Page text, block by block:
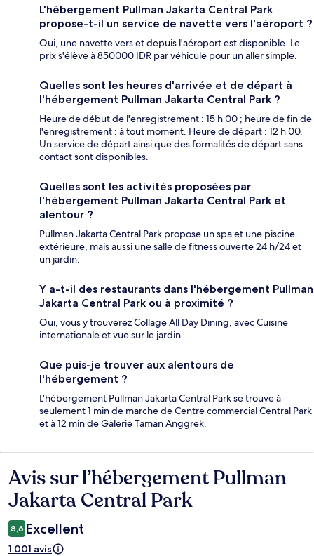
L'hébergement Pullman Jakarta Central Park
propose-t-il un service de navette vers l'aéroport ?
Oui, une navette vers et depuis l'aéroport est disponible. Le
prix s'élève à 850000 IDR par véhicule pour un aller simple.
Quelles sont les heures d'arrivée et de départ à
l'hébergement Pullman Jakarta Central Park ?
Heure de début de l'enregistrement : 15 h 00 ; heure de fin de
l'enregistrement : à tout moment. Heure de départ : 12 h 00.
Un service de départ ainsi que des formalités de départ sans
contact sont disponibles.
Quelles sont les activités proposées par
l'hébergement Pullman Jakarta Central Park et
alentour ?
Pullman Jakarta Central Park propose un spa et une piscine
extérieure, mais aussi une salle de fitness ouverte 24 h/24 et
un jardin.
Y a-t-il des restaurants dans l'hébergement Pullman
Jakarta Central Park ou à proximité ?
Oui, vous y trouverez Collage All Day Dining, avec Cuisine
internationale et vue sur le jardin.
Que puis-je trouver aux alentours de
l'hébergement ?
L'hébergement Pullman Jakarta Central Park se trouve à
seulement 1 min de marche de Centre commercial Central Park
et à 12 min de Galerie Taman Anggrek.
Avis
Avis sur l’hébergement Pullman
Jakarta Central Park
8,6 Excellent
1 001 avis